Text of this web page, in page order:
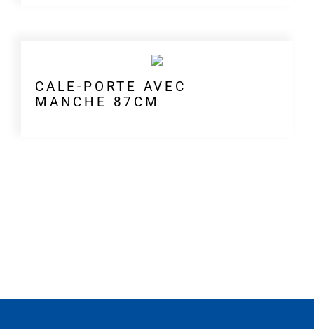
CALE-PORTE AVEC
MANCHE 87CM